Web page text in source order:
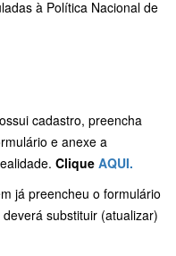
à Política Nacional de
cadastro, preencha
e anexe a
Clique AQUI.
já preencheu o formulário
substituir (atualizar)